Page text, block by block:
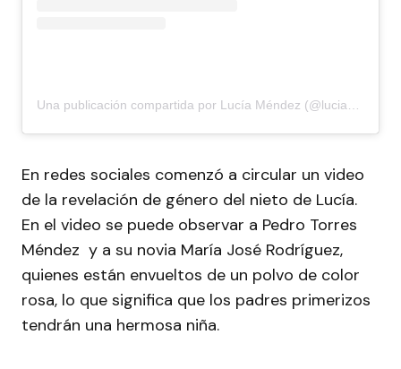
Una publicación compartida por Lucía Méndez (@luciamendezof)
En redes sociales comenzó a circular un video
de la revelación de género del nieto de Lucía.
En el video se puede observar a Pedro Torres
Méndez y a su novia María José Rodríguez,
quienes están envueltos de un polvo de color
rosa, lo que significa que los padres primerizos
tendrán una hermosa niña.